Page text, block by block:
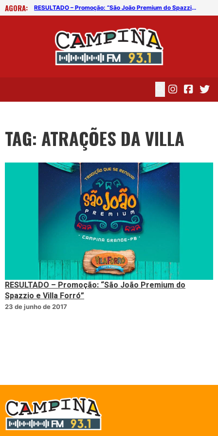
AGORA:
RESULTADO – Promoção: “São João Premium do Spazzio e Villa Forró” RESULTADO – Promoção: “São João Premium do Spazzio e Villa Forró”
TAG: ATRAÇÕES DA VILLA
RESULTADO – Promoção: “São João Premium do
Spazzio e Villa Forró”
23 de junho de 2017